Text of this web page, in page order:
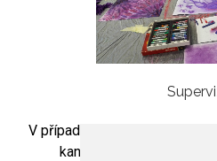
V případě zájmu o
kancelář asociace (